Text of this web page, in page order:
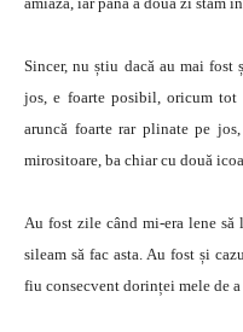
Sincer, nu știu dacă au mai
jos, e foarte posibil, oricum tot
aruncă foarte rar plinate pe
mirositoare, ba chiar cu două
Au fost zile când mi-era lene să
sileam să fac asta. Au fost și
fiu consecvent dorinței mele de a